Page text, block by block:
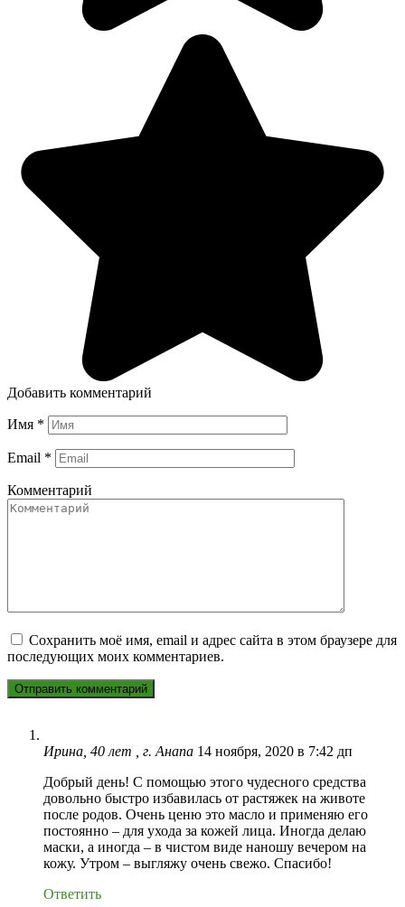
Добавить комментарий
Имя *
Email *
Комментарий
Сохранить моё имя, email и адрес сайта в этом браузере для
последующих моих комментариев.
Ирина, 40 лет , г. Анапа 14 ноября, 2020 в 7:42 дп
Добрый день! С помощью этого чудесного средства
довольно быстро избавилась от растяжек на животе
после родов. Очень ценю это масло и применяю его
постоянно – для ухода за кожей лица. Иногда делаю
маски, а иногда – в чистом виде наношу вечером на
кожу. Утром – выгляжу очень свежо. Спасибо!
Ответить